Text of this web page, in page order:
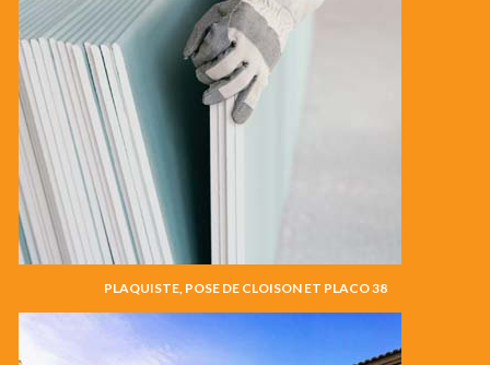
PLAQUISTE, POSE DE CLOISON ET PLACO 38